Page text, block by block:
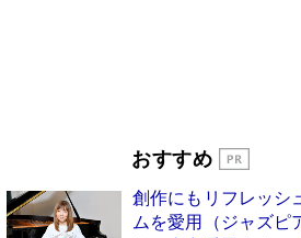
占 上半期1位にも選出［新書ベスト
Book Bang
おすすめ
創作にもリフレッシ
ムを愛用（ジャズピ